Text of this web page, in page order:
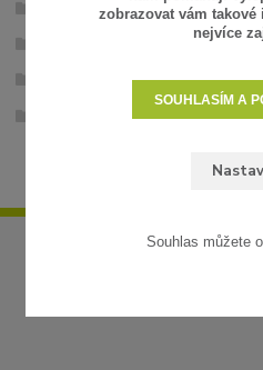
Umělé živé ploty
PREMIUM TILE - dílce 50 x 50
Zelené stěny - dílce 50 x 50 cm
zobrazovat vám takové
nejvíce
SOUHLASÍM A
Souhlas můžete